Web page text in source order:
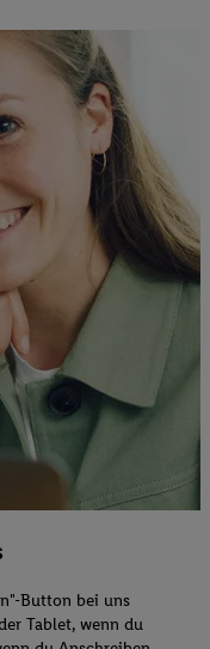
Button bei uns
Tablet, wenn du